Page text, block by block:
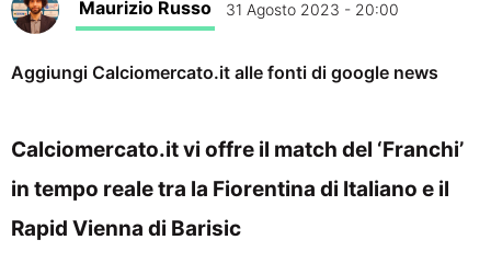
Maurizio Russo 31 Agosto 2023 - 20:00
Aggiungi Calciomercato.it alle fonti di google news
Calciomercato.it vi offre il match del ‘Franchi’
in tempo reale tra la Fiorentina di Italiano e il
Rapid Vienna di Barisic